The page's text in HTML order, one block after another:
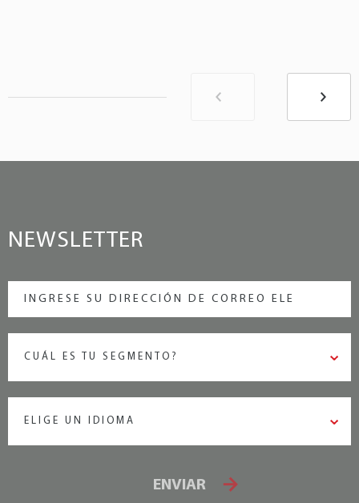
NEWSLETTER
CUÁL ES TU SEGMENTO?
ELIGE UN IDIOMA
ENVIAR